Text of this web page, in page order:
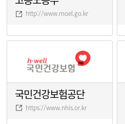
http://www.moel.go.kr
국민건강보험공단
https://www.nhis.or.kr